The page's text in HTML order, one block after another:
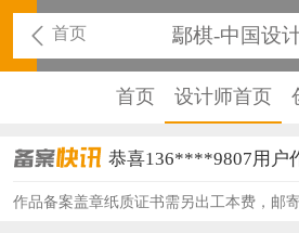
首页 鄢棋-中国设
首页 设计师首页
恭喜136****9807用户
恭喜159****4930用户
作品备案盖章纸质证书需另出工本费，邮